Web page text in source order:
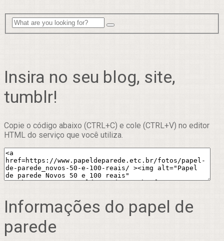
Insira no seu blog, site,
tumblr!
Copie o código abaixo (CTRL+C) e cole (CTRL+V) no editor
HTML do serviço que você utiliza.
Informações do papel de
parede